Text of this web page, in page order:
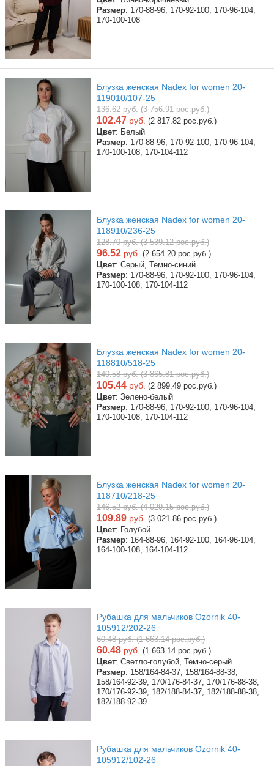
Размер: 170-88-96, 170-92-100, 170-96-104,
170-100-108
Блузка женская Nadex for women 20-
119010/107-25
136.62 руб. (3 756.91 рос.руб.)
102.47 руб. (2 817.82 рос.руб.)
Цвет: Белый
Размер: 170-88-96, 170-92-100, 170-96-104,
170-100-108, 170-104-112
Блузка женская Nadex for women 20-
118910/236-25
128.70 руб. (3 539.12 рос.руб.)
96.52 руб. (2 654.20 рос.руб.)
Цвет: Серый, Темно-синий
Размер: 170-88-96, 170-92-100, 170-96-104,
170-100-108, 170-104-112
Блузка женская Nadex for women 20-
118810/518-25
140.58 руб. (3 865.81 рос.руб.)
105.44 руб. (2 899.49 рос.руб.)
Цвет: Зелено-белый
Размер: 170-88-96, 170-92-100, 170-96-104,
170-100-108, 170-104-112
Блузка женская Nadex for women 20-
118710/218-25
146.52 руб. (4 029.15 рос.руб.)
109.89 руб. (3 021.86 рос.руб.)
Цвет: Голубой
Размер: 164-88-96, 164-92-100, 164-96-104,
164-100-108, 164-104-112
Рубашка для мальчиков Ozornik 40-
105912/202-26
60.48 руб. (1 663.14 рос.руб.)
60.48 руб. (1 663.14 рос.руб.)
Цвет: Светло-голубой, Темно-серый
Размер: 158/164-84-37, 158/164-88-38,
158/164-92-39, 170/176-84-37, 170/176-88-38,
170/176-92-39, 182/188-84-37, 182/188-88-38,
182/188-92-39
Рубашка для мальчиков Ozornik 40-
105912/102-26